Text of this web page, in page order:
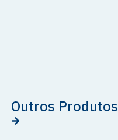
Outros Produtos